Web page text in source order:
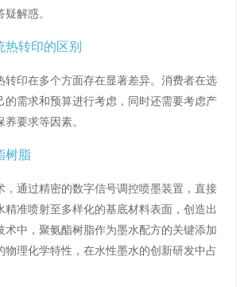
解惑。
热转印的区别
转印在多个方面存在显著差异。消费者在选
的需求和预算进行考虑，同时还需要考虑产
要求等因素。
树脂
，通过精密的数字信号调控喷墨装置，直接
精准喷射至多样化的基底材料表面，创造出
术中，聚氨酯树脂作为墨水配方的关键添加
物理化学特性，在水性墨水的创新研发中占